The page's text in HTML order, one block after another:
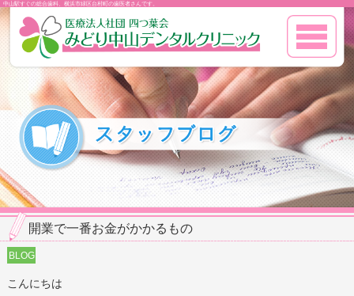
中山駅すぐの総合歯科、横浜市緑区台村町の歯医者さんです。
開業で一番お金がかかるもの
BLOG
こんにちは